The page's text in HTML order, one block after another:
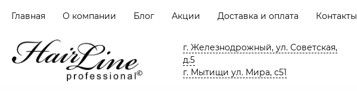
Главная О компании Блог Акции Доставка и оплата Контакты
г. Железнодрожный, ул. Советская,
д.5
г. Мытищи ул. Мира, с51